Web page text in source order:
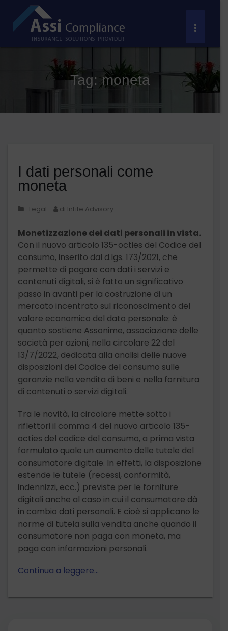
contenuto
Toggle
Tag: moneta
I dati personali come
moneta
Legal di InLife Advisory
Monetizzazione dei dati personali in vista.
Con il nuovo articolo 135-octies del Codice del
consumo, inserito dal d.lgs. 173/2021, che
permette di pagare con dati i servizi e
contenuti digitali, si è fatto un significativo
passo in avanti per la costruzione di un
mercato incentrato sul riconoscimento del
valore economico del dato personale: è
quanto sostiene Assonime, associazione delle
società per azioni, nella circolare 22 del
13/7/2022, dedicata alla analisi delle nuove
disposizioni del Codice del consumo sulle
garanzie nella vendita di beni e nella fornitura
di contenuti o servizi digitali.
Tra le novità, la circolare mette sotto i
riflettori il comma 4 del nuovo articolo 135-
octies del codice del consumo, a prima vista
formulato quale un aumento delle tutele del
consumatore digitale. In effetti, la disposizione
estende le tutele (recessi, conformità,
indennizzi, ecc.) previste per le forniture
digitali anche al caso in cui il consumatore dà
in cambio dati personali. E cioè si applicano le
norme di tutela sulla vendita anche quando il
consumatore non paga con moneta, ma
paga con informazioni personali.
Continua a leggere…